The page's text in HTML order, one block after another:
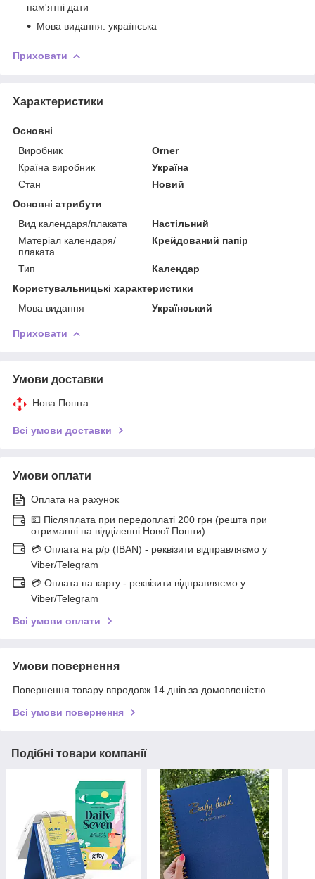
пам'ятні дати
Мова видання: українська
Приховати
Характеристики
Основні
Виробник
Orner
Країна виробник
Україна
Стан
Новий
Основні атрибути
Вид календаря/плаката
Настільний
Матеріал календаря/
плаката
Крейдований папір
Тип
Календар
Користувальницькі характеристики
Мова видання
Український
Приховати
Умови доставки
Нова Пошта
Всі умови доставки
Умови оплати
Оплата на рахунок
💵 Післяплата при передоплаті 200 грн (решта при
отриманні на відділенні Нової Пошти)
💳 Оплата на р/р (IBAN) - реквізити відправляємо у
Viber/Telegram
💳 Оплата на карту - реквізити відправляємо у
Viber/Telegram
Всі умови оплати
Умови повернення
Повернення товару впродовж 14 днів за домовленістю
Всі умови повернення
Подібні товари компанії